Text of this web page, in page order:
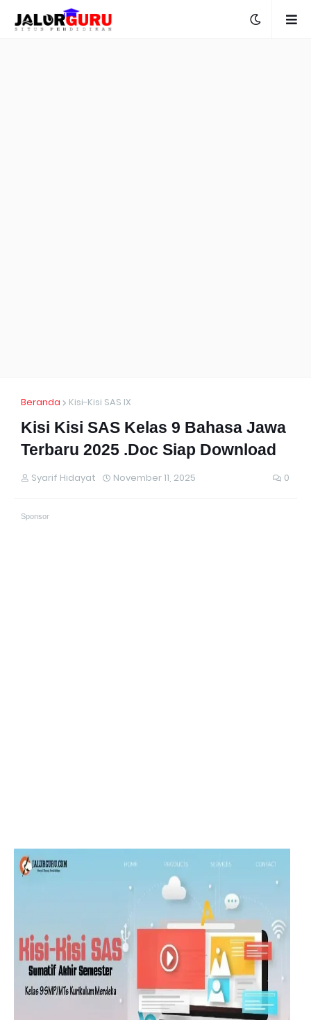
Beranda Kisi-Kisi SAS IX
Kisi Kisi SAS Kelas 9 Bahasa Jawa
Terbaru 2025 .Doc Siap Download
Syarif Hidayat November 11, 2025 0
Sponsor